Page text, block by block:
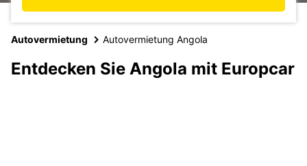
Autovermietung Autovermietung Angola
Entdecken Sie Angola mit Europcar